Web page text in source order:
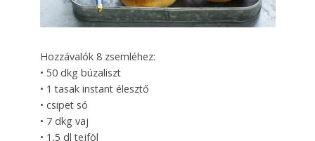
Hozzávalók 8 zsemléhez:
• 50 dkg búzaliszt
• 1 tasak instant élesztő
• csipet só
• 7 dkg vaj
• 1,5 dl tejföl